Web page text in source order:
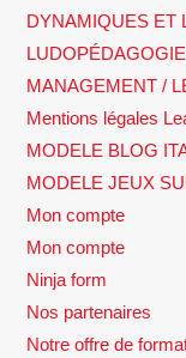
DYNAMIQUES ET
MANAGEMENT /
Mentions légales
MODELE BLOG
MODELE JEUX
Mon compte
Mon compte
Ninja form
Nos partenaires
Notre offre de